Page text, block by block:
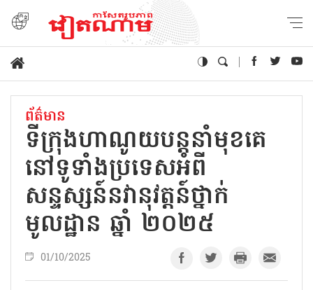
ព័ត៌មាន
ទីក្រុងហាណូយបន្តនាំមុខ​គេ​
នៅទូទាំង​ប្រទេសអំពី
សន្ទស្សន៍នវានុវត្តន៍ថ្នាក់​
មូលដ្ឋាន ឆ្នាំ ២០២៥
01/10/2025